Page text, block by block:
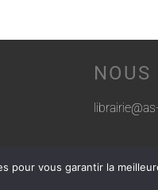
NOUS
pour vous garantir la